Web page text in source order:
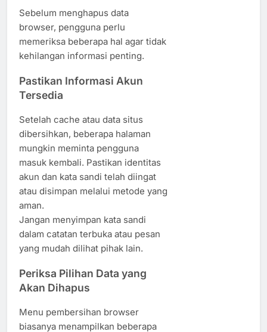
Sebelum menghapus data
browser, pengguna perlu
memeriksa beberapa hal agar tidak
kehilangan informasi penting.
Pastikan Informasi Akun
Tersedia
Setelah cache atau data situs
dibersihkan, beberapa halaman
mungkin meminta pengguna
masuk kembali. Pastikan identitas
akun dan kata sandi telah diingat
atau disimpan melalui metode yang
aman.
Jangan menyimpan kata sandi
dalam catatan terbuka atau pesan
yang mudah dilihat pihak lain.
Periksa Pilihan Data yang
Akan Dihapus
Menu pembersihan browser
biasanya menampilkan beberapa